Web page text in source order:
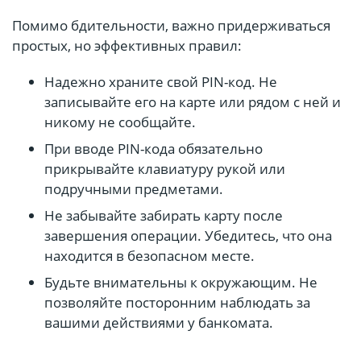
Помимо бдительности, важно придерживаться
простых, но эффективных правил:
Надежно храните свой PIN-код. Не
записывайте его на карте или рядом с ней и
никому не сообщайте.
При вводе PIN-кода обязательно
прикрывайте клавиатуру рукой или
подручными предметами.
Не забывайте забирать карту после
завершения операции. Убедитесь, что она
находится в безопасном месте.
Будьте внимательны к окружающим. Не
позволяйте посторонним наблюдать за
вашими действиями у банкомата.